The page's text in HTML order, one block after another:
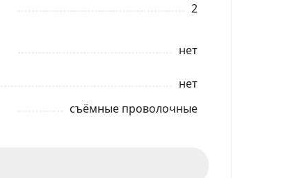
2
нет
нет
съёмные проволочные